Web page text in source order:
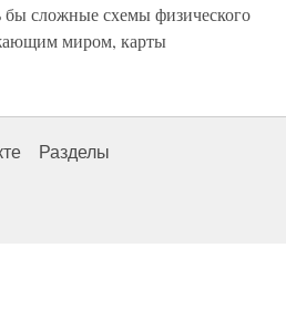
сложные схемы физического
миром, карты
Разделы